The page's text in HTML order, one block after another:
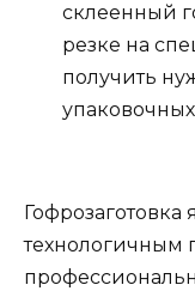
склеенный
резке на
получить
технологичным